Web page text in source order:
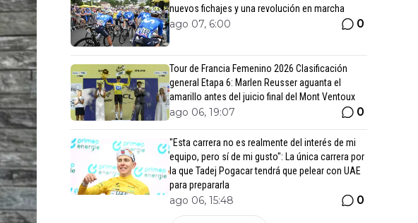
nuevos fichajes y una revolución en marcha
ago 07, 6:00 0
Tour de Francia Femenino 2026 Clasificación
general Etapa 6: Marlen Reusser aguanta el
amarillo antes del juicio final del Mont Ventoux
ago 06, 19:07 0
"Esta carrera no es realmente del interés de mi
equipo, pero sí de mi gusto": La única carrera por
la que Tadej Pogacar tendrá que pelear con UAE
para prepararla
ago 06, 15:48 0